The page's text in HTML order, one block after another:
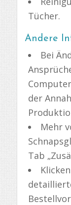
Tücher.
Andere
Bei
der
Mehr
Tab